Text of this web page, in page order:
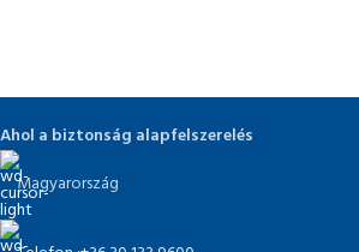
Ahol a biztonság alapfelszerelés
Magyarország